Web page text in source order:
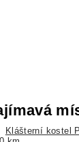
Klášterní kostel